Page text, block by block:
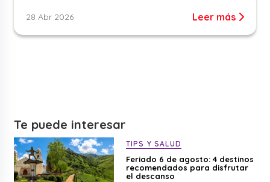
28 Abr 2026 Leer más
Te puede interesar
TIPS Y SALUD
Feriado 6 de agosto: 4 destinos
recomendados para disfrutar
el descanso